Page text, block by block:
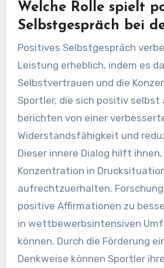
Welche Rolle spielt
Selbstgespräch bei
Positives Selbstgespräch
Leistung erheblich, indem es
Selbstvertrauen und die
Sportler, die sich positiv selbst
berichten von einer
Widerstandsfähigkeit und
Dieser innere Dialog hilft ihnen,
Konzentration in
aufrechtzuerhalten.
positive Affirmationen zu
in wettbewerbsintensiven
können. Durch die Förderung
Denkweise können Sportler